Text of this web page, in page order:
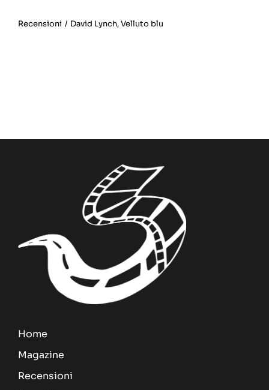
Recensioni / David Lynch,Velluto blu
Home
Magazine
Recensioni